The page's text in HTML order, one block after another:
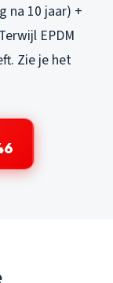
na 10 jaar) +
EPDM
Zie je het